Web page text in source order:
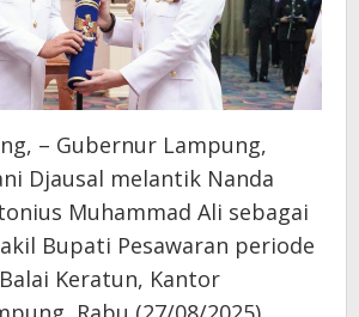
– Gubernur Lampung,
Djausal melantik Nanda
Muhammad Ali sebagai
Bupati Pesawaran periode
Keratun, Kantor